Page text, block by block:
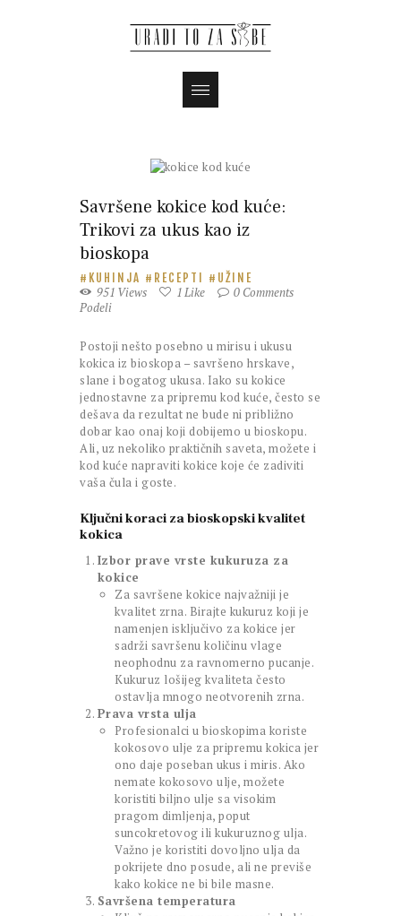
Savršene kokice kod kuće:
Trikovi za ukus kao iz
bioskopa
KUHINJA RECEPTI UŽINE
951 Views 1 Like 0 Comments
Podeli
Postoji nešto posebno u mirisu i ukusu
kokica iz bioskopa – savršeno hrskave,
slane i bogatog ukusa. Iako su kokice
jednostavne za pripremu kod kuće, često se
dešava da rezultat ne bude ni približno
dobar kao onaj koji dobijemo u bioskopu.
Ali, uz nekoliko praktičnih saveta, možete i
kod kuće napraviti kokice koje će zadiviti
vaša čula i goste.
Ključni koraci za bioskopski kvalitet
kokica
Izbor prave vrste kukuruza za
kokice
Za savršene kokice najvažniji je
kvalitet zrna. Birajte kukuruz koji je
namenjen isključivo za kokice jer
sadrži savršenu količinu vlage
neophodnu za ravnomerno pucanje.
Kukuruz lošijeg kvaliteta često
ostavlja mnogo neotvorenih zrna.
Prava vrsta ulja
Profesionalci u bioskopima koriste
kokosovo ulje za pripremu kokica jer
ono daje poseban ukus i miris. Ako
nemate kokosovo ulje, možete
koristiti biljno ulje sa visokim
pragom dimljenja, poput
suncokretovog ili kukuruznog ulja.
Važno je koristiti dovoljno ulja da
pokrijete dno posude, ali ne previše
kako kokice ne bi bile masne.
Savršena temperatura